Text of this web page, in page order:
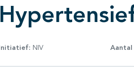
Initiatief: NIV Aantal